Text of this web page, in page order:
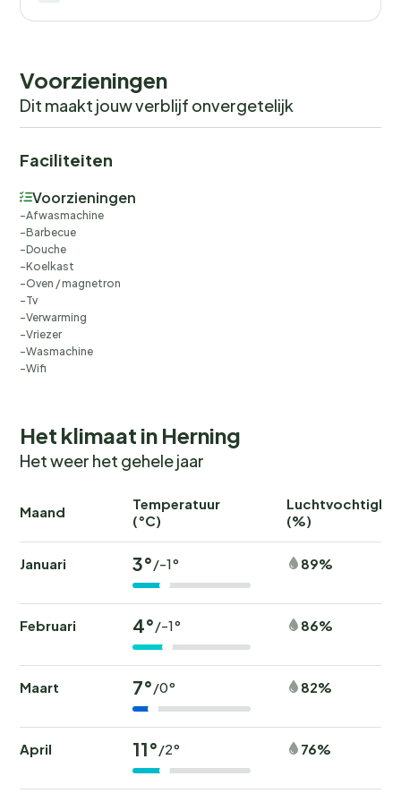
Voorzieningen
Dit maakt jouw verblijf onvergetelijk
Faciliteiten
Voorzieningen
Afwasmachine
Barbecue
Douche
Koelkast
Oven / magnetron
Tv
Verwarming
Vriezer
Wasmachine
Wifi
Het klimaat in Herning
Het weer het gehele jaar
Maand
Temperatuur
(°C)
(%)
Januari 3°/-1° 89%
Februari 4°/-1° 86%
Maart 7°/0° 82%
April 11°/2° 76%